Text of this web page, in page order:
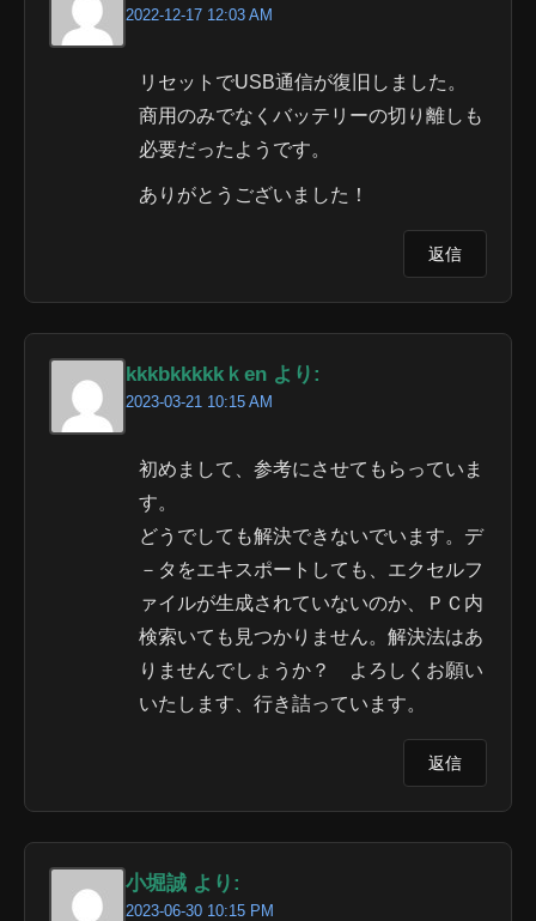
2022-12-17 12:03 AM
リセットでUSB通信が復旧しました。
商用のみでなくバッテリーの切り離しも
必要だったようです。
ありがとうございました！
返信
kkkbkkkkkｋen より:
2023-03-21 10:15 AM
初めまして、参考にさせてもらっていま
す。
どうでしても解決できないでいます。デ
－タをエキスポートしても、エクセルフ
ァイルが生成されていないのか、ＰＣ内
検索いても見つかりません。解決法はあ
りませんでしょうか？ よろしくお願い
いたします、行き詰っています。
返信
小堀誠 より:
2023-06-30 10:15 PM